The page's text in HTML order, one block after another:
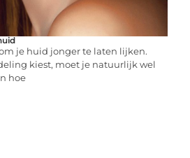
je huid jonger te laten lijken.
kiest, moet je natuurlijk wel
hoe